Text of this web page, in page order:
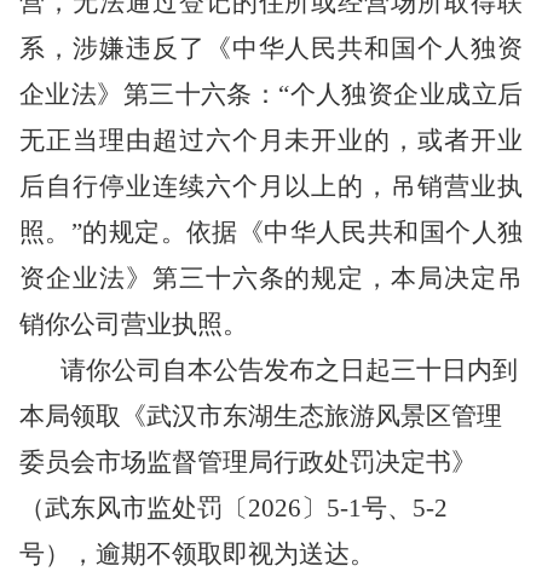
系， 涉嫌违反了《中华人民共和国个人独资
企业法》第三十六条：“个人独资企业成立后
无正当理由超过六个月未开业的，或者开业
后自行停业连续六个月以上的，吊销营业执
照。”的规定。依据《中华人民共和国个人独
资企业法》第三十六条的规定，本局决定吊
销你公司营业执照。
请你公司自本公告发布之日起三十日内到
本局领取《武汉市东湖生态旅游风景区管理
委员会市场监督管理局行政处罚决定书》
（武东风市监处罚 〔2026〕5-1号、5-2
号），逾期不领取即视为送达。